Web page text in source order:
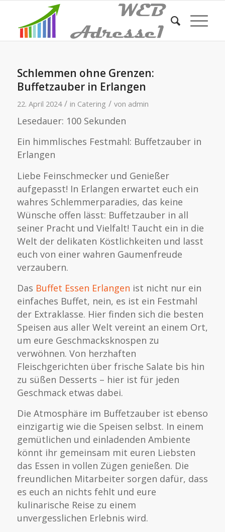
Schlemmen ohne Grenzen:
Buffetzauber in Erlangen
22. April 2024 / in Catering / von admin
Lesedauer: 100 Sekunden
Ein himmlisches Festmahl: Buffetzauber in
Erlangen
Liebe Feinschmecker und Genießer
aufgepasst! In Erlangen erwartet euch ein
wahres Schlemmerparadies, das keine
Wünsche offen lässt: Buffetzauber in all
seiner Pracht und Vielfalt! Taucht ein in die
Welt der delikaten Köstlichkeiten und lasst
euch von einer wahren Gaumenfreude
verzaubern.
Das Buffet Essen Erlangen ist nicht nur ein
einfaches Buffet, nein, es ist ein Festmahl
der Extraklasse. Hier finden sich die besten
Speisen aus aller Welt vereint an einem Ort,
um eure Geschmacksknospen zu
verwöhnen. Von herzhaften
Fleischgerichten über frische Salate bis hin
zu süßen Desserts – hier ist für jeden
Geschmack etwas dabei.
Die Atmosphäre im Buffetzauber ist ebenso
einzigartig wie die Speisen selbst. In einem
gemütlichen und einladenden Ambiente
könnt ihr gemeinsam mit euren Liebsten
das Essen in vollen Zügen genießen. Die
freundlichen Mitarbeiter sorgen dafür, dass
es euch an nichts fehlt und eure
kulinarische Reise zu einem
unvergesslichen Erlebnis wird.